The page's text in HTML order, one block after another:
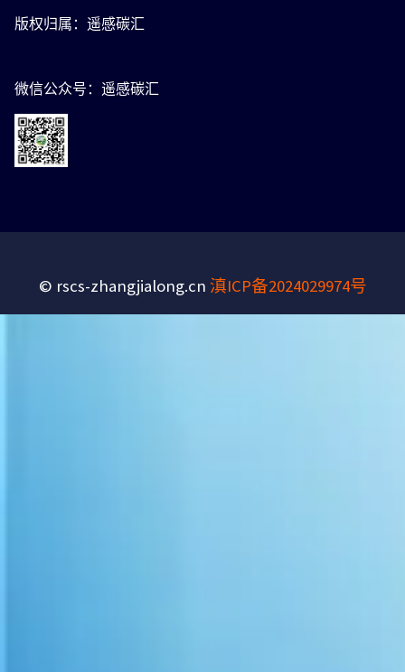
版权归属：遥感碳汇
微信公众号：遥感碳汇
© rscs-zhangjialong.cn 滇ICP备2024029974号